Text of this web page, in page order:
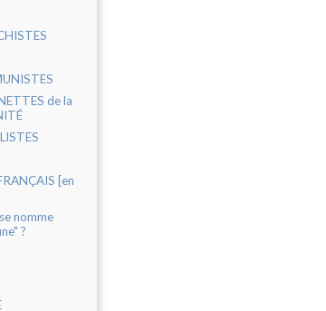
de la
[en
nomme
?